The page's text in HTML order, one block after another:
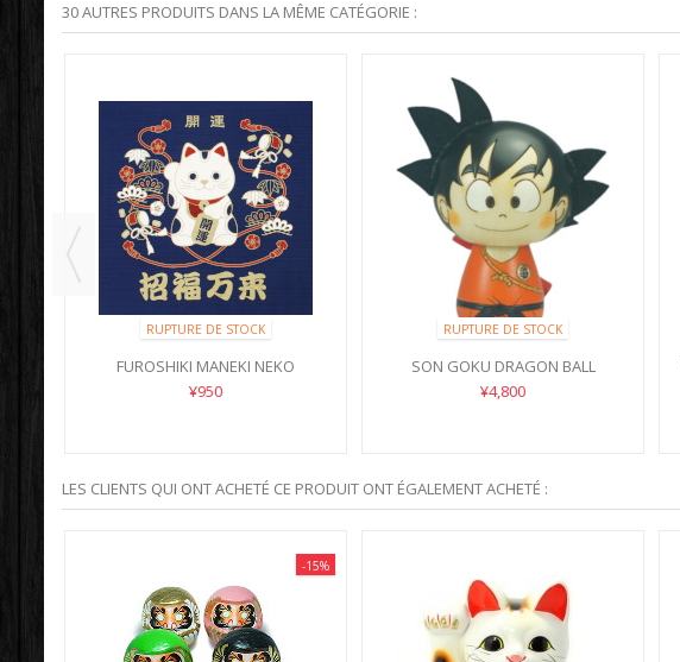
30 AUTRES PRODUITS DANS LA MÊME CATÉGORIE :
RUPTURE DE STOCK
FUROSHIKI MANEKI NEKO
SHOUFUKU
¥950
RUPTURE DE STOCK
SON GOKU DRAGON BALL
¥4,800
LES CLIENTS QUI ONT ACHETÉ CE PRODUIT ONT ÉGALEMENT ACHETÉ :
-15%